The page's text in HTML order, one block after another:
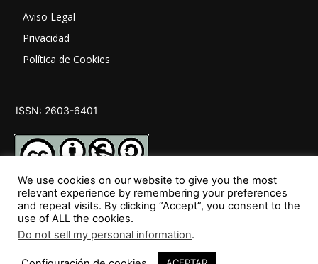
Aviso Legal
Privacidad
Política de Cookies
ISSN: 2603-6401
SÍGUENOS
We use cookies on our website to give you the most
relevant experience by remembering your preferences
and repeat visits. By clicking “Accept”, you consent to the
use of ALL the cookies.
Do not sell my personal information.